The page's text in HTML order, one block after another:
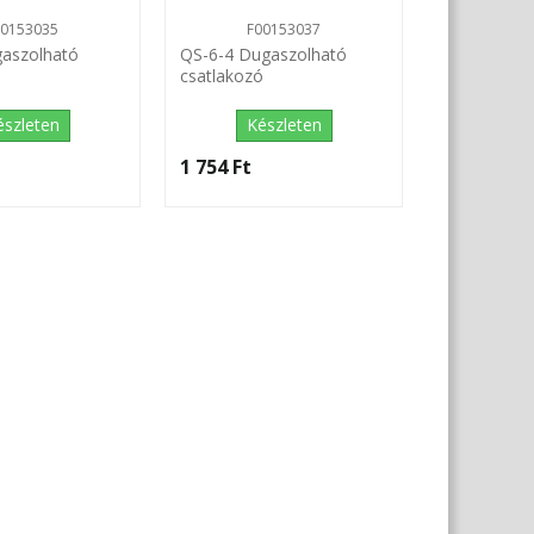
F00153037
QS-6-4 Dugaszolható
csatlakozó
Készleten
1 754 Ft‎